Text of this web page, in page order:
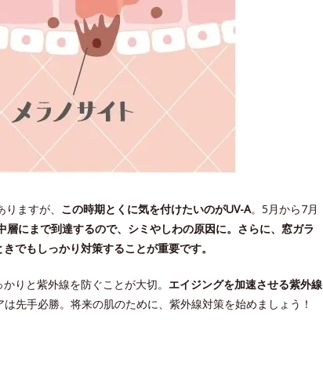
ますが、 この時期とくに気を付けたいのがUV-A。5月から7月
層にまで到達するので、シミやしわの原因に。さらに、窓ガラ
でもしっかり対策することが重要です。
りと紫外線を防ぐことが大切。 エイジングを加速させる紫外線
は先手必勝。将来の肌のために、紫外線対策を始めましょう！